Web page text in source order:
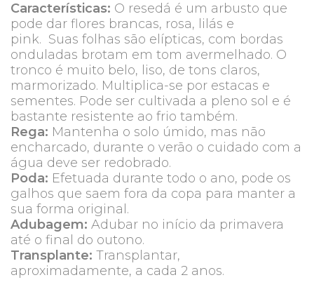
Características: O resedá é um arbusto que
pode dar flores brancas, rosa, lilás e
pink. Suas folhas são elípticas, com bordas
onduladas brotam em tom avermelhado. O
tronco é muito belo, liso, de tons claros,
marmorizado. Multiplica-se por estacas e
sementes. Pode ser cultivada a pleno sol e é
bastante resistente ao frio também.
Rega: Mantenha o solo úmido, mas não
encharcado, durante o verão o cuidado com a
água deve ser redobrado.
Poda: Efetuada durante todo o ano, pode os
galhos que saem fora da copa para manter a
sua forma original.
Adubagem: Adubar no início da primavera
até o final do outono.
Transplante: Transplantar,
aproximadamente, a cada 2 anos.